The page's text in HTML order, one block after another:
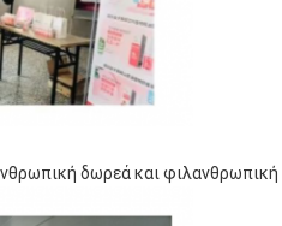
δωρεά και